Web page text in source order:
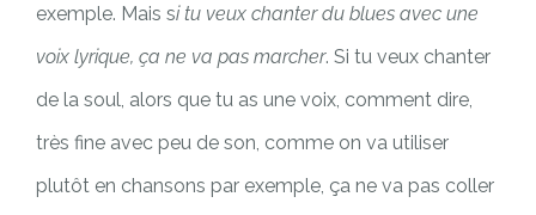
exemple. Mais si tu veux chanter du blues avec une
voix lyrique, ça ne va pas marcher. Si tu veux chanter
de la soul, alors que tu as une voix, comment dire,
très fine avec peu de son, comme on va utiliser
plutôt en chansons par exemple, ça ne va pas coller